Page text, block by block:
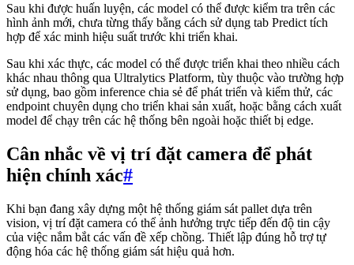
Sau khi được huấn luyện, các model có thể được kiểm tra trên các
hình ảnh mới, chưa từng thấy bằng cách sử dụng tab Predict tích
hợp để xác minh hiệu suất trước khi triển khai.
Sau khi xác thực, các model có thể được triển khai theo nhiều cách
khác nhau thông qua Ultralytics Platform, tùy thuộc vào trường hợp
sử dụng, bao gồm inference chia sẻ để phát triển và kiểm thử, các
endpoint chuyên dụng cho triển khai sản xuất, hoặc bằng cách xuất
model để chạy trên các hệ thống bên ngoài hoặc thiết bị edge.
Cân nhắc về vị trí đặt camera để phát
hiện chính xác#
Khi bạn đang xây dựng một hệ thống giám sát pallet dựa trên
vision, vị trí đặt camera có thể ảnh hưởng trực tiếp đến độ tin cậy
của việc nắm bắt các vấn đề xếp chồng. Thiết lập đúng hỗ trợ tự
động hóa các hệ thống giám sát hiệu quả hơn.